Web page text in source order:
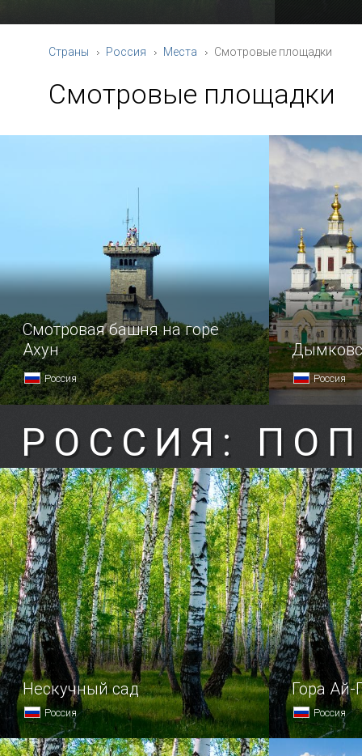
Страны Россия Места Смотровые площадки
Смотровые площадки
Смотровая башня на горе
Ахун
Россия Россия
РОССИЯ:
Нескучный сад
Россия
Гора Ай-
Россия